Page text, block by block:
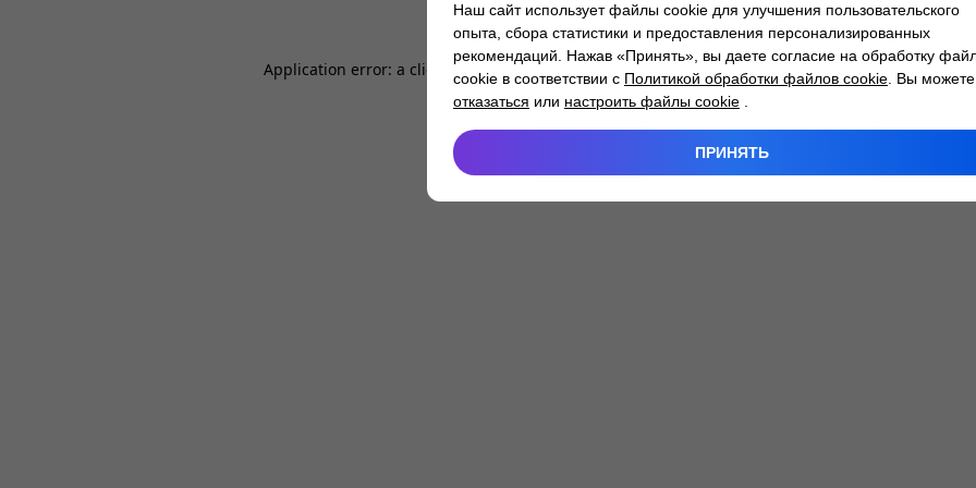
Application error: a client -side exception has occurred while loading atlantm.by (see the
Наш сайт использует файлы cookie для улучшения пользовательского
опыта, сбора статистики и предоставления персонализированных
рекомендаций. Нажав «Принять», вы даете согласие на обработку
cookie в соответствии с Политикой обработки файлов cookie . Вы можете
отказаться или настроить файлы cookie
ПРИНЯТЬ